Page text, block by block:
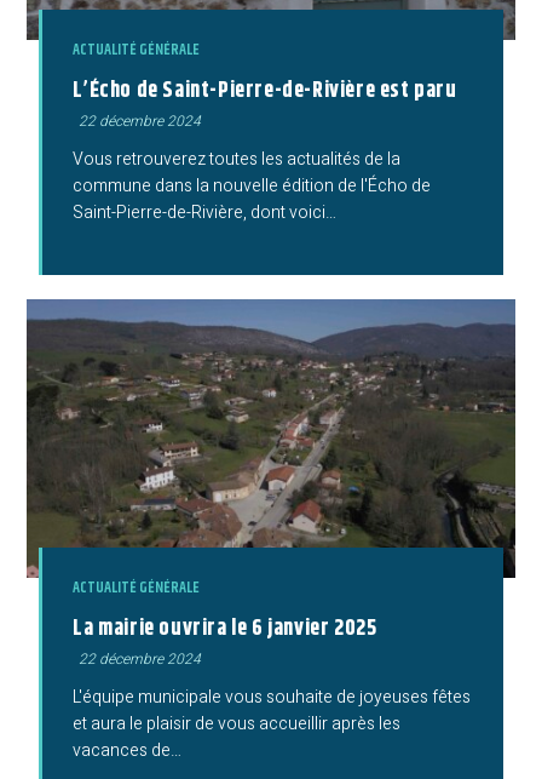
ACTUALITÉ GÉNÉRALE
L’Écho de Saint-Pierre-de-Rivière est paru
Publication
22 décembre 2024
Vous retrouverez toutes les actualités de la
commune dans la nouvelle édition de l'Écho de
Saint-Pierre-de-Rivière, dont voici…
ACTUALITÉ GÉNÉRALE
La mairie ouvrira le 6 janvier 2025
Publication
22 décembre 2024
L'équipe municipale vous souhaite de joyeuses fêtes
et aura le plaisir de vous accueillir après les
vacances de…